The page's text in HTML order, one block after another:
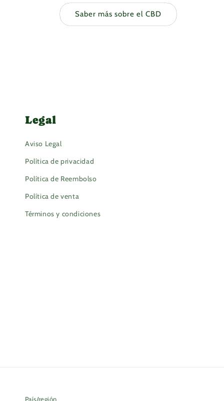
Saber más sobre el CBD
Legal
Aviso Legal
Política de privacidad
Política de Reembolso
Política de venta
Términos y condiciones
País/región